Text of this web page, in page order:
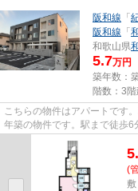
阪和線 「
阪和線 「
和歌山県
5.7万円
築年数：
階数：3階
こちらの物件はアパートです
年築の物件です。駅まで徒歩
ご紹介できない物件も数多くご
(